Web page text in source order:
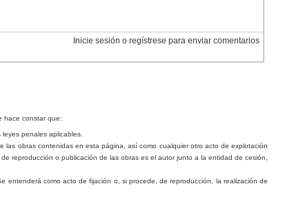
Inicie sesión o regístrese para enviar comentarios
hace constar que:
penales aplicables.
las obras contenidas en esta página, así como cualquier otro acto de explotación
reproducción o publicación de las obras es el autor junto a la entidad de cesión,
entenderá como acto de fijación o, si procede, de reproducción, la realización de